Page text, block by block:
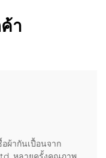
า
ผ้ากันเปื้อนจาก